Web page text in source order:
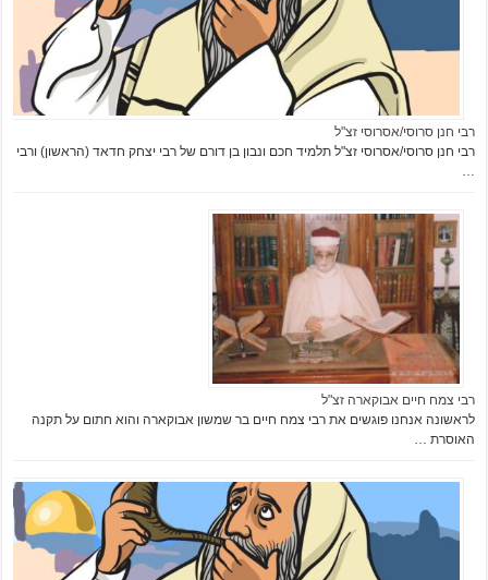
רבי חנן סרוסי/אסרוסי זצ"ל
רבי חנן סרוסי/אסרוסי זצ"ל תלמיד חכם ונבון בן דורם של רבי יצחק חדאד (הראשון) ורבי
…
רבי צמח חיים אבוקארה זצ"ל
לראשונה אנחנו פוגשים את רבי צמח חיים בר שמשון אבוקארה והוא חתום על תקנה
האוסרת …